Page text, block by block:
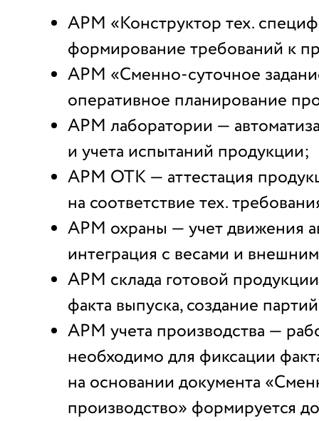
АРМ «Конструктор тех.
формирование требований к
АРМ «Сменно-суточное
оперативное планирование
АРМ лаборатории —
и учета испытаний продукции;
АРМ ОТК — аттестация
на соответствие тех.
АРМ охраны — учет движения
интеграция с весами и
АРМ склада готовой
факта выпуска, создание
АРМ учета производства —
необходимо для фиксации
на основании документа
производство» формируется